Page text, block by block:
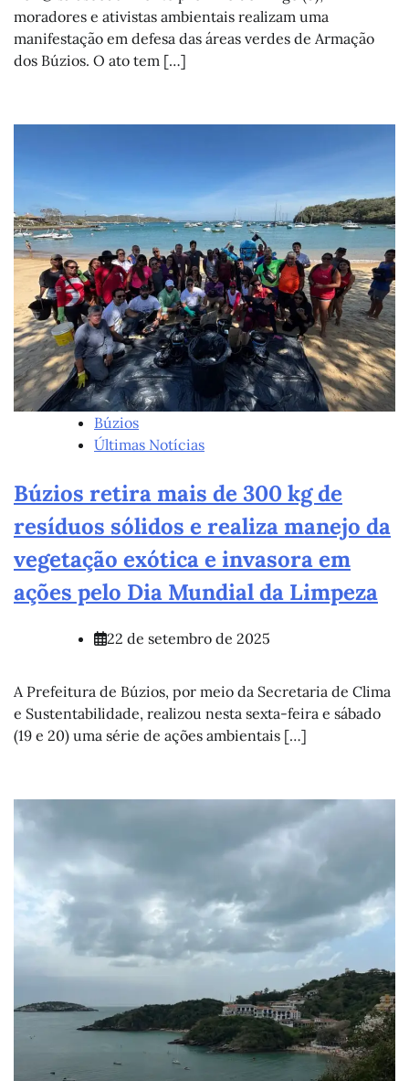
moradores e ativistas ambientais realizam uma
manifestação em defesa das áreas verdes de Armação
dos Búzios. O ato tem […]
Búzios
Últimas Notícias
Búzios retira mais de 300 kg de
resíduos sólidos e realiza manejo da
vegetação exótica e invasora em
ações pelo Dia Mundial da Limpeza
22 de setembro de 2025
A Prefeitura de Búzios, por meio da Secretaria de Clima
e Sustentabilidade, realizou nesta sexta-feira e sábado
(19 e 20) uma série de ações ambientais […]